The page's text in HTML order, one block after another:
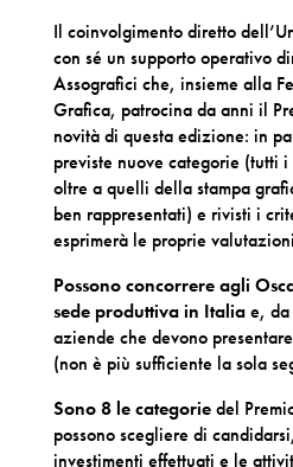
Il coinvolgimento diretto
con sé un supporto operativo
Assografici che, insieme alla
Grafica, patrocina da anni il
novità di questa edizione: in
previste nuove categorie (tutti
oltre a quelli della stampa
ben rappresentati) e rivisti i
esprimerà le proprie
Possono concorrere agli
sede produttiva in Italiae, da
aziende che devono
(non è più sufficiente la sola
Sono 8 le categoriedel
possono scegliere di
investimenti effettuati e le